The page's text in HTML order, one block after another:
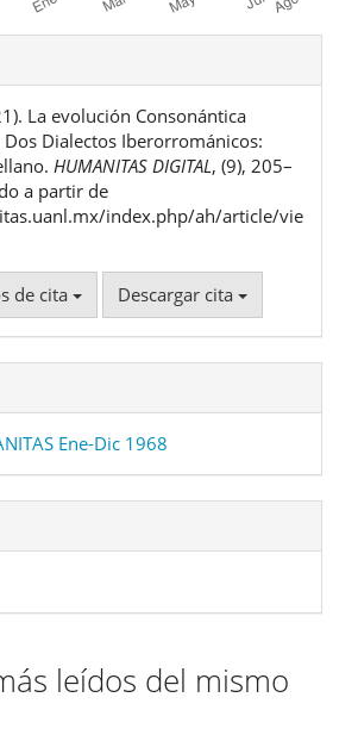
La evolución Consonántica
Dos Dialectos Iberorrománicos:
HUMANITAS DIGITAL, (9), 205–
a partir de
index.php/ah/article/vie
de cita Descargar cita
Ene-Dic 1968
leídos del mismo